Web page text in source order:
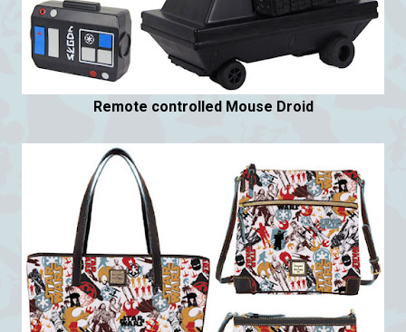
Remote controlled Mouse Droid